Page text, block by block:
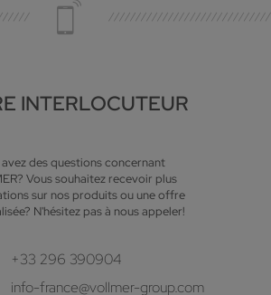
INTERLOCUTEUR
avez des questions concernant
Vous souhaitez recevoir plus
sur nos produits ou une offre
N'hésitez pas à nous appeler!
+33 296 390904
info-france@vollmer-group.com